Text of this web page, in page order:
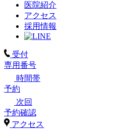
医院紹介
アクセス
採用情報
受付
専用番号
時間帯
予約
次回
予約確認
アクセス